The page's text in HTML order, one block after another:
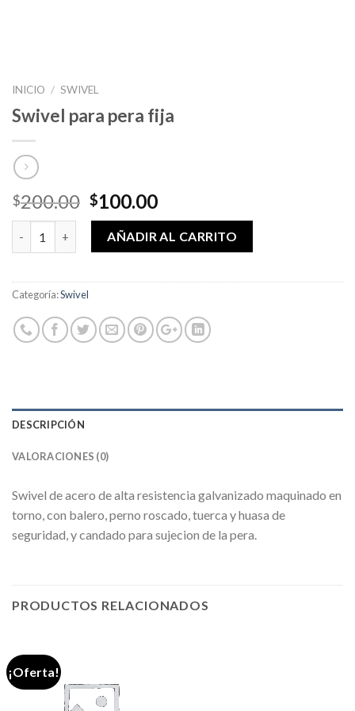
INICIO / SWIVEL
Swivel para pera fija
$200.00 El
precio
original
era:
$200.00.
$100.00El
precio
actual
es:
$100.00.
Swivel para pera fija cantidadAÑADIR AL CARRITO
Categoría:Swivel
DESCRIPCIÓN
VALORACIONES (0)
Swivel de acero de alta resistencia galvanizado maquinado en
torno, con balero, perno roscado, tuerca y huasa de
seguridad, y candado para sujecion de la pera.
PRODUCTOS RELACIONADOS
¡Oferta!